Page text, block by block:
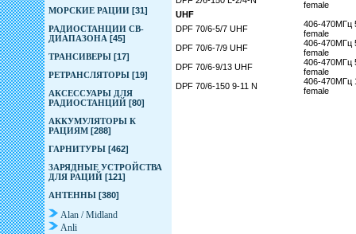
МОРСКИЕ РАЦИИ [31]
РАДИОСТАНЦИИ CB-
ДИАПАЗОНА [45]
ТРАНСИВЕРЫ [17]
РЕТРАНСЛЯТОРЫ [19]
АКСЕССУАРЫ ДЛЯ
РАДИОСТАНЦИЙ [80]
АККУМУЛЯТОРЫ К
РАЦИЯМ [288]
ГАРНИТУРЫ [462]
ЗАРЯДНЫЕ УСТРОЙСТВА
ДЛЯ РАЦИЙ [121]
АНТЕННЫ [380]
Alan / Midland
Anli
female
UHF
DPF 70/6-5/7 UHF
406-470МГц
female
DPF 70/6-7/9 UHF
406-470МГц
female
DPF 70/6-9/13 UHF
406-470МГц
female
DPF 70/6-150 9-11 N
406-470МГц
female